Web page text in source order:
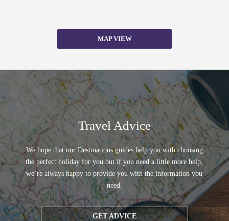
MAP VIEW
Travel Advice
We hope that our Destinations guides help you with choosing
the perfect holiday for you but if you need a little more help,
we’re always happy to provide you with the information you
need.
GET ADVICE